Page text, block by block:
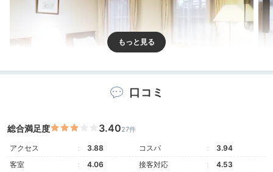
海外の洋館のような客室は、一つひとつのインテリアが
目を惹く空間。リーズナブルなスタンダードをはじめ
ャペルが見えるハイデラックス、60㎡あるリビング付
口コミ
総合満足度 3.4027件
アクセス 3.88 コスパ
3.94
客室
4.06 接客対応
4.53